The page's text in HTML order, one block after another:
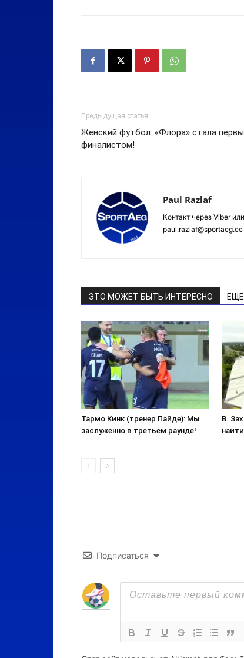
Предыдущая статья
Женский футбол: «Флора» стала
финалистом!
Paul Razlaf
Контакт через Viber
ЭТО МОЖЕТ БЫТЬ ИНТЕРЕСНО
Тармо Кинк (тренер Пайде): Мы
заслуженно в третьем раунде!
В.
Подписаться